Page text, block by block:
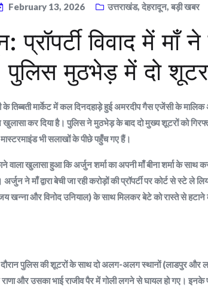
February 13, 2026 उत्तराखंड, देहरादून, बड़ी खबर
प्रॉपर्टी विवाद में माँ
पुलिस मुठभेड़ में दो शूटर
के तिब्बती मार्केट में कल दिनदहाड़े हुई अमरदीप गैस एजेंसी के
कर दिया है। पुलिस ने मुठभेड़ के बाद दो मुख्य शूटरों को
भी सलाखों के पीछे पहुँच गए हैं।
वाला खुलासा हुआ कि अर्जुन शर्मा का अपनी माँ बीना शर्मा के
ने माँ द्वारा बेची जा रही करोड़ों की प्रॉपर्टी पर कोर्ट से स्टे ले
खन्ना और विनोद उनियाल) के साथ मिलकर बेटे को रास्ते से
दौरान पुलिस की शूटरों के साथ दो अलग-अलग स्थानों (लाडपुर और
और उसका भाई राजीव पैर में गोली लगने से घायल हो गए।